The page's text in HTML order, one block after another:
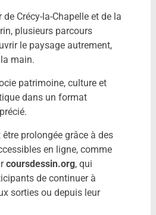
Crécy-la-Chapelle et de la
plusieurs parcours
le paysage autrement,
main.
patrimoine, culture et
dans un format
prolongée grâce à des
en ligne, comme
coursdessin.org, qui
de continuer à
sorties ou depuis leur